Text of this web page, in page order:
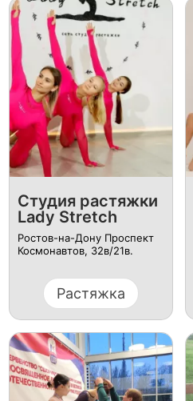
Студия растяжки
Lady Stretch
Ростов-на-Дону Проспект
Космонавтов, 32в/21в.
Растяжка